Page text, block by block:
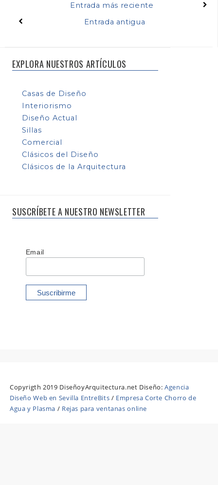
Entrada más reciente
Entrada antigua
EXPLORA NUESTROS ARTÍCULOS
Casas de Diseño
Interiorismo
Diseño Actual
Sillas
Comercial
Clásicos del Diseño
Clásicos de la Arquitectura
SUSCRÍBETE A NUESTRO NEWSLETTER
Email
Copyrigth 2019 DiseñoyArquitectura.net Diseño:Agencia
Diseño Web en Sevilla EntreBits / Empresa Corte Chorro de
Agua y Plasma / Rejas para ventanas online